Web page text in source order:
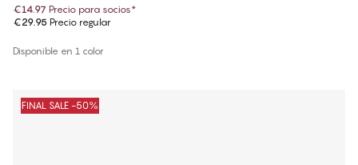
€14.97 Precio para socios*
€29.95 Precio regular
Disponible en 1 color
FINAL SALE -50%